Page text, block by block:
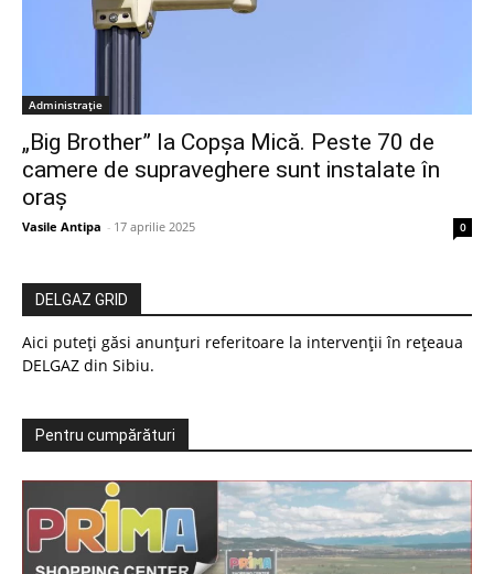
Administrație
„Big Brother” la Copșa Mică. Peste 70 de
camere de supraveghere sunt instalate în
oraș
Vasile Antipa - 17 aprilie 2025 0
DELGAZ GRID
Aici puteți găsi anunțuri referitoare la intervenții în rețeaua
DELGAZ din Sibiu.
Pentru cumpărături